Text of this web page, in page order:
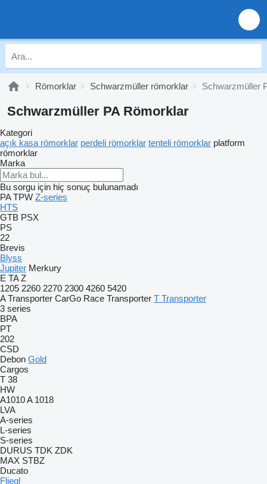
Römorklar Schwarzmüller römorklar Schwarzmüller
Schwarzmüller PA Römorklar
Kategori
açık kasa römorklar perdeli römorklar tenteli römorklar platform
römorklar
Marka
Bu sorgu için hiç sonuç bulunamadı
PA TPW Z-series
HTS
GTB PSX
PS
22
Brevis
Blyss
Jupiter Merkury
E TA Z
1205 2260 2270 2300 4260 5420
A Transporter CarGo Race Transporter T Transporter
3 series
BPA
PT
202
CSD
Debon Gold
Cargos
T 38
HW
A1010A 1018
LVA
A-series
L-series
S-series
DURUS TDK ZDK
MAX STBZ
Ducato
Fliegl